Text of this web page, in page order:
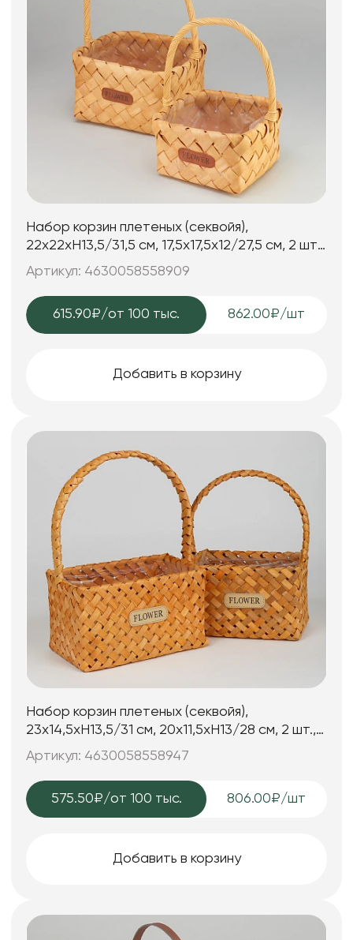
Набор корзин плетеных (секвойя),
22х22хН13,5/31,5 см, 17,5х17,5х12/27,5 см, 2 шт.,
натуральный
Артикул: 4630058558909
615.90₽/от 100 тыс. 862.00₽/шт
Добавить в корзину
Набор корзин плетеных (секвойя),
23х14,5хН13,5/31 см, 20х11,5хН13/28 см, 2 шт.,
натуральный
Артикул: 4630058558947
575.50₽/от 100 тыс. 806.00₽/шт
Добавить в корзину